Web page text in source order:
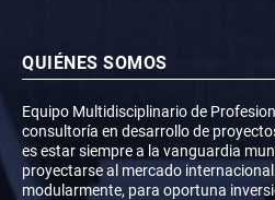
QUIÉNES SOMOS
Equipo Multidisciplinario de
consultoría en desarrollo de
es estar siempre a la vanguardia
proyectarse al mercado
modularmente, para oportuna